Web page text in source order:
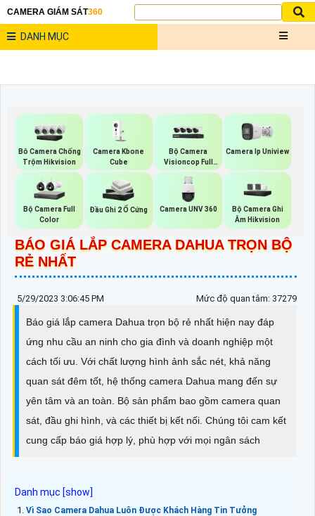
CAMERA GIÁM SÁT360
DANH MỤC
Bô Camera Chống
Trộm Hikvision
Camera Kbone
Cube
Bộ Camera
Visioncop Full
Color
Camera Ip Uniview
Bộ Camera Full
Color
Đầu Ghi 2 Ổ Cứng Camera UNV 360
Bộ Camera Ghi
Âm Hikvision
BÁO GIÁ LẮP CAMERA DAHUA TRỌN BỘ
RẺ NHẤT
5/29/2023 3:06:45 PM Mức độ quan tâm: 37279
Báo giá lắp camera Dahua trọn bộ rẻ nhất hiện nay đáp
ứng nhu cầu an ninh cho gia đình và doanh nghiệp một
cách tối ưu. Với chất lượng hình ảnh sắc nét, khả năng
quan sát đêm tốt, hệ thống camera Dahua mang đến sự
yên tâm và an toàn. Bộ sản phẩm bao gồm camera quan
sát, đầu ghi hình, và các thiết bị kết nối. Chúng tôi cam kết
cung cấp báo giá hợp lý, phù hợp với mọi ngân sách
Vì Sao Camera Dahua Luôn Được Khách Hàng Tin Tưởng